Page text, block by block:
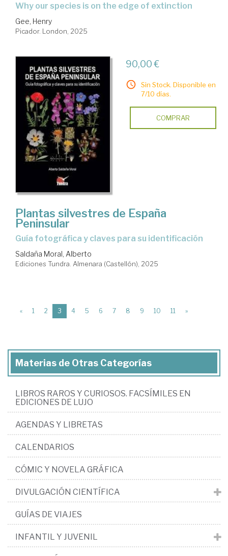
why our species is on the edge of extinction
Gee, Henry
Picador. London, 2025
90,00 €
Sin Stock. Disponible en
7/10 días.
COMPRAR
Plantas silvestres de España
Peninsular
Guía fotográfica y claves para su identificación
Saldaña Moral, Alberto
Ediciones Tundra. Almenara (Castellón), 2025
« 1 2 3 (current)
4 5 6 7 8 9 10 11 »
Materias de Otras Categorías
LIBROS RAROS Y CURIOSOS. FACSÍMILES EN
EDICIONES DE LUJO
AGENDAS Y LIBRETAS
CALENDARIOS
CÓMIC Y NOVELA GRÁFICA
DIVULGACIÓN CIENTÍFICA
GUÍAS DE VIAJES
INFANTIL Y JUVENIL